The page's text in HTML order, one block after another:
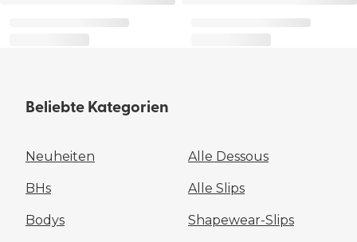
Beliebte Kategorien
Neuheiten Alle Dessous
BHs Alle Slips
Bodys Shapewear-Slips